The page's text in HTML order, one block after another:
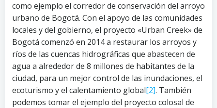
como ejemplo el corredor de conservación del arroyo
urbano de Bogotá. Con el apoyo de las comunidades
locales y del gobierno, el proyecto «Urban Creek» de
Bogotá comenzó en 2014 a restaurar los arroyos y
ríos de las cuencas hidrográficas que abastecen de
agua a alrededor de 8 millones de habitantes de la
ciudad, para un mejor control de las inundaciones, el
ecoturismo y el calentamiento global[2]. También
podemos tomar el ejemplo del proyecto colosal de